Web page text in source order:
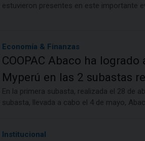
estuvieron presentes en este importante
Economía & Finanzas
COOPAC Abaco ha
Myperú en las 2 subastas
En la primera subasta, realizada el 28 de
subasta, llevada a cabo el 4 de mayo,
Institucional